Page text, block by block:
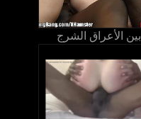
بين الأعراق الشرج